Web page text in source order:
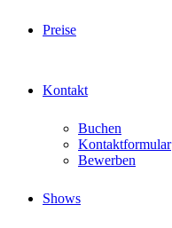
Preise
Kontakt
Buchen
Kontaktformular
Bewerben
Shows